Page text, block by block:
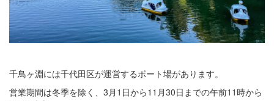
千鳥ヶ淵には千代田区が運営するボート場があります。
営業期間は冬季を除く、3月1日から11月30日までの午前11時から